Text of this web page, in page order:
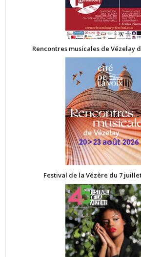
Rencontres musicales de Vézelay
Festival de la Vézère du 7